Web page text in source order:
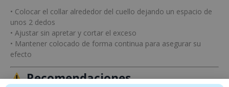
• Colocar el collar alrededor del cuello dejando un espacio de
unos 2 dedos
• Ajustar sin apretar y cortar el exceso
• Mantener colocado de forma continua para asegurar su
efecto
Recomendaciones